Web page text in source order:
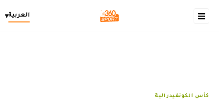
العربية▾
كأس الكونفيدرالية